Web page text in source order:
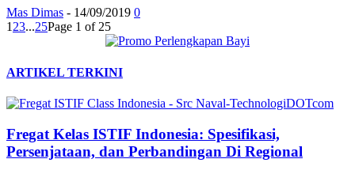
Mas Dimas - 14/09/2019 0
1 23...25Page 1 of 25
ARTIKEL TERKINI
Fregat Kelas ISTIF Indonesia: Spesifikasi,
Persenjataan, dan Perbandingan Di Regional